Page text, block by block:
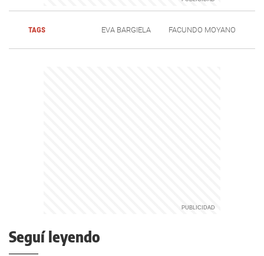
TAGS EVA BARGIELA FACUNDO MOYANO
Seguí leyendo